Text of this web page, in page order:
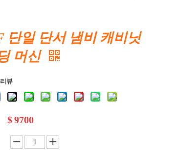
단일 단서 냄비 캐비닛
머신
뷰
$ 9700